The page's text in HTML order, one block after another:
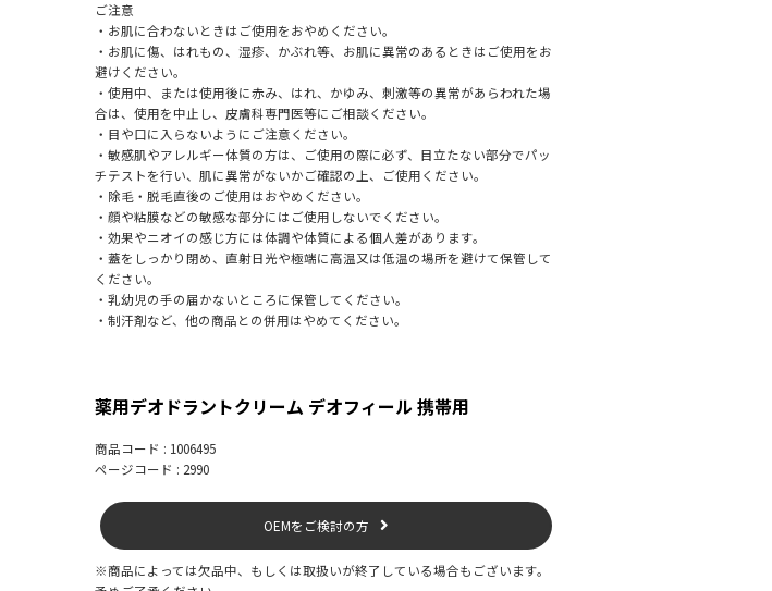
ご注意
・お肌に合わないときはご使用をおやめください。
・お肌に傷、はれもの、湿疹、かぶれ等、お肌に異常のあるときはご使用をお
避けください。
・使用中、または使用後に赤み、はれ、かゆみ、刺激等の異常があらわれた場
合は、使用を中止し、皮膚科専門医等にご相談ください。
・目や口に入らないようにご注意ください。
・敏感肌やアレルギー体質の方は、ご使用の際に必ず、目立たない部分でパッ
チテストを行い、肌に異常がないかご確認の上、ご使用ください。
・除毛・脱毛直後のご使用はおやめください。
・顔や粘膜などの敏感な部分にはご使用しないでください。
・効果やニオイの感じ方には体調や体質による個人差があります。
・蓋をしっかり閉め、直射日光や極端に高温又は低温の場所を避けて保管して
ください。
・乳幼児の手の届かないところに保管してください。
・制汗剤など、他の商品との併用はやめてください。
薬用デオドラントクリーム デオフィール 携帯用
商品コード : 1006495
ページコード : 2990
OEMをご検討の方
※商品によっては欠品中、もしくは取扱いが終了している場合もございます。